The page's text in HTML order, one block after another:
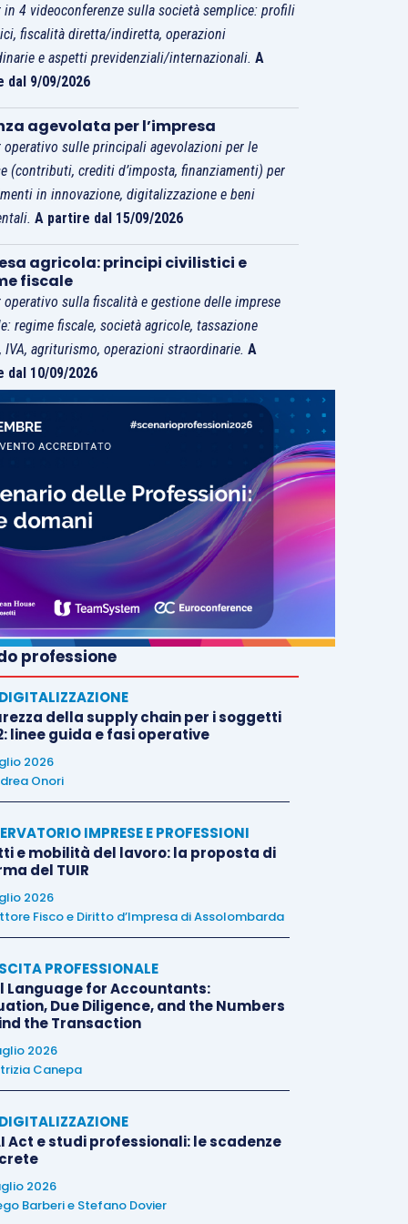
in 4 videoconferenze sulla società semplice: profili
fiscalità diretta/indiretta, operazioni
e aspetti previdenziali/internazionali.A
dal 9/09/2026
agevolata per l’impresa
operativo sulle principali agevolazioni per le
(contributi, crediti d’imposta, finanziamenti) per
in innovazione, digitalizzazione e beni
A partire dal 15/09/2026
agricola: principi civilistici e
fiscale
operativo sulla fiscalità e gestione delle imprese
regime fiscale, società agricole, tassazione
IVA, agriturismo, operazioni straordinarie.A
dal 10/09/2026
professione
della supply chain per i soggetti
linee guida e fasi operative
2026
Onori
IMPRESE E PROFESSIONI
e mobilità del lavoro: la proposta di
del TUIR
2026
Fisco e Diritto d’Impresa di Assolombarda
PROFESSIONALE
Language for Accountants:
Due Diligence, and the Numbers
the Transaction
2026
Canepa
Act e studi professionali: le scadenze
2026
Barberie Stefano Dovier